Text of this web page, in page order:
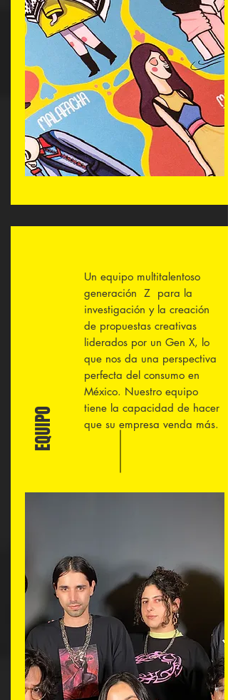
EQUIPO
Un equipo multitalentoso
generación Z para la
investigación y la creación
de propuestas creativas
liderados por un Gen X, lo
que nos da una perspectiva
perfecta del consumo en
México. Nuestro equipo
tiene la capacidad de hacer
que su empresa venda más.